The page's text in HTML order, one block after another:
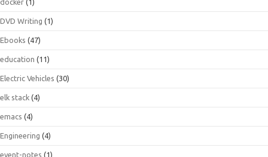
docker (1)
DVD Writing (1)
Ebooks (47)
education (11)
Electric Vehicles (30)
elk stack (4)
emacs (4)
Engineering (4)
event-notes (1)